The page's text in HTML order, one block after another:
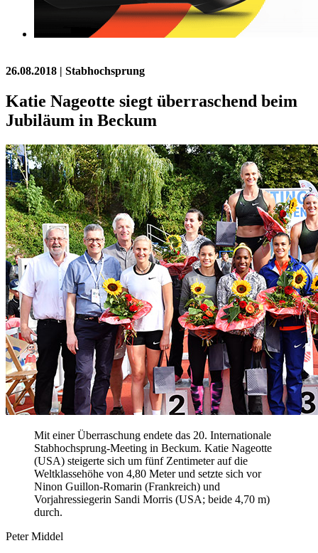
26.08.2018 | Stabhochsprung
Katie Nageotte siegt überraschend beim
Jubiläum in Beckum
Mit einer Überraschung endete das 20. Internationale
Stabhochsprung-Meeting in Beckum. Katie Nageotte
(USA) steigerte sich um fünf Zentimeter auf die
Weltklassehöhe von 4,80 Meter und setzte sich vor
Ninon Guillon-Romarin (Frankreich) und
Vorjahressiegerin Sandi Morris (USA; beide 4,70 m)
durch.
Peter Middel